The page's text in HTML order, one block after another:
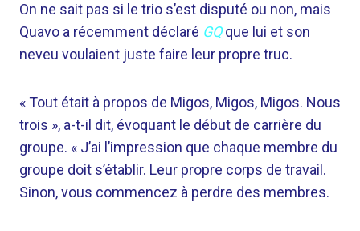
On ne sait pas si le trio s’est disputé ou non, mais
Quavo a récemment déclaré GQque lui et son
neveu voulaient juste faire leur propre truc.
« Tout était à propos de Migos, Migos, Migos. Nous
trois », a-t-il dit, évoquant le début de carrière du
groupe. « J’ai l’impression que chaque membre du
groupe doit s’établir. Leur propre corps de travail.
Sinon, vous commencez à perdre des membres.